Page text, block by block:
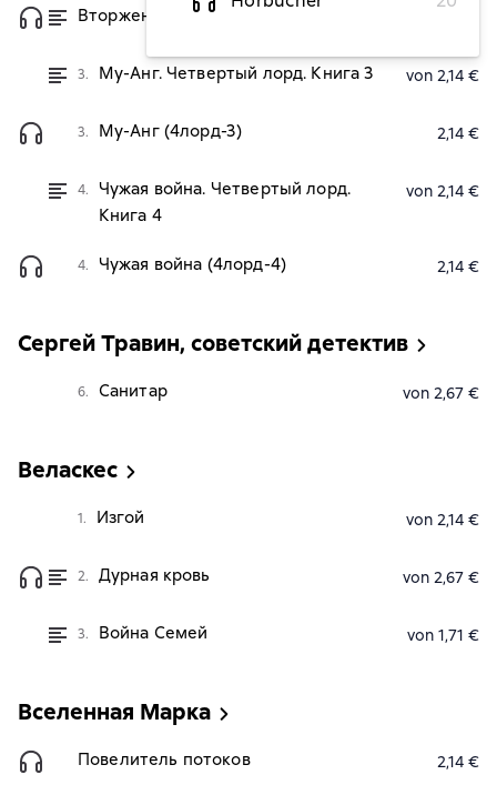
Вторжение. Четвертый Лорд. Книга 2
3. Му-Анг. Четвертый лорд. Книга 3 von 2,14 €
3. Му-Анг (4лорд-3) 2,14 €
4.
Чужая война. Четвертый лорд.
Книга 4
von 2,14 €
4. Чужая война (4лорд-4) 2,14 €
Сергей Травин, советский детектив
6. Санитар von 2,67 €
Веласкес
1. Изгой von 2,14 €
2. Дурная кровь von 2,67 €
3. Война Семей von 1,71 €
Вселенная Марка
Повелитель потоков 2,14 €